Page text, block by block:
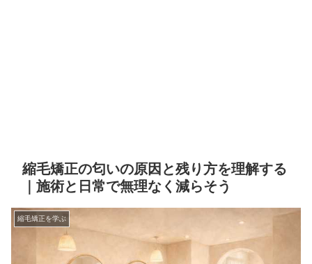
縮毛矯正の匂いの原因と残り方を理解する
｜施術と日常で無理なく減らそう
縮毛矯正を学ぶ